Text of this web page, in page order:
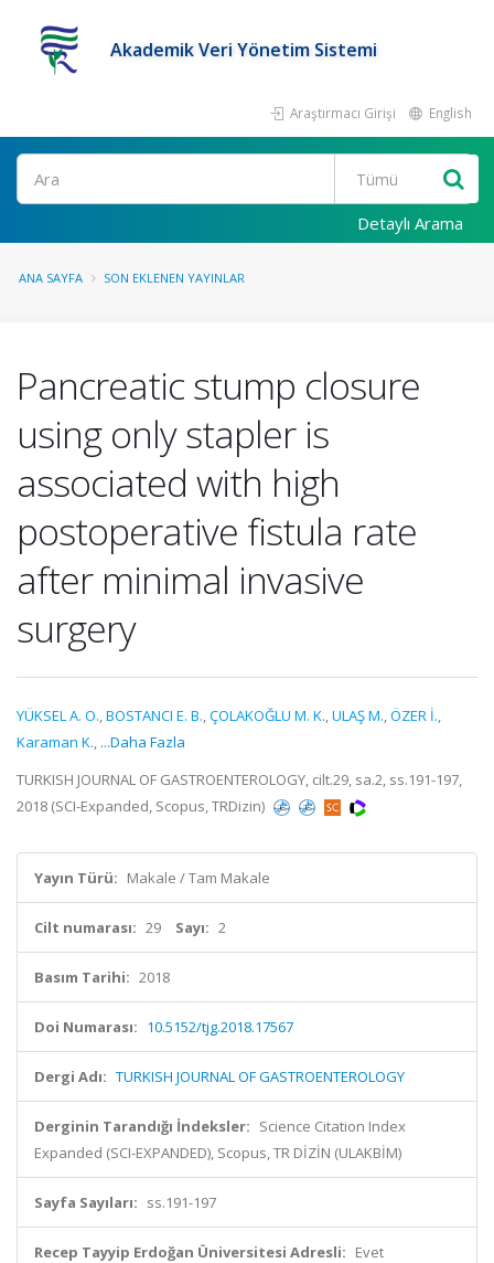
Akademik Veri Yönetim Sistemi
Araştırmacı Girişi English
Ara
Detaylı Arama
ANA SAYFA SON EKLENEN YAYINLAR
Pancreatic stump closure
using only stapler is
associated with high
postoperative fistula rate
after minimal invasive
surgery
YÜKSEL A. O.,BOSTANCI E. B.,ÇOLAKOĞLU M. K.,ULAŞ M.,ÖZER İ.,
Karaman K., ...Daha Fazla
TURKISH JOURNAL OF GASTROENTEROLOGY, cilt.29, sa.2, ss.191-197,
2018 (SCI-Expanded, Scopus, TRDizin)
Yayın Türü: Makale / Tam Makale
Cilt numarası: 29 Sayı: 2
Basım Tarihi: 2018
Doi Numarası: 10.5152/tjg.2018.17567
Dergi Adı: TURKISH JOURNAL OF GASTROENTEROLOGY
Derginin Tarandığı İndeksler: Science Citation Index
Expanded (SCI-EXPANDED), Scopus, TR DİZİN (ULAKBİM)
Sayfa Sayıları: ss.191-197
Recep Tayyip Erdoğan Üniversitesi Adresli: Evet